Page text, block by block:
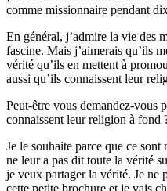
comme missionnaire pendant
En général, j’admire la vie des
fascine. Mais j’aimerais qu’ils
vérité qu’ils en mettent à
aussi qu’ils connaissent leur
Peut-être vous demandez-vous
connaissent leur religion à fond
Je le souhaite parce que ce sont
ne leur a pas dit toute la vérité
je veux partager la vérité. Je ne
cette petite brochure et je vais